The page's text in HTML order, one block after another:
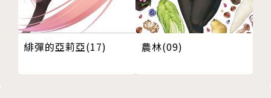
緋彈的亞莉亞(17) 農林(09)